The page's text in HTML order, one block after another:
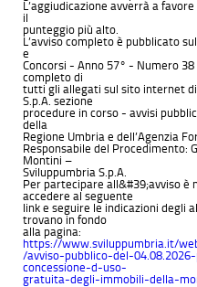
L’aggiudicazione avverrà a
il
punteggio più alto.
L’avviso completo è pubblicato
e
Concorsi - Anno 57° - Numero
completo di
tutti gli allegati sul sito internet
S.p.A. sezione
procedure in corso - avvisi
della
Regione Umbria e dell’Agenzia
Responsabile del Procedimento:
Montini –
Sviluppumbria S.p.A.
Per partecipare all&#39;avviso è
accedere al seguente
link e seguire le indicazioni degli
trovano in fondo
alla pagina:
https://www.sviluppumbria.it/
/avviso-pubblico-del-
concessione-d-uso-
gratuita-degli-immobili-della-